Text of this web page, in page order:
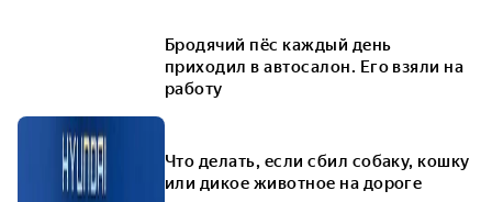
Бродячий пёс каждый день
приходил в автосалон. Его взяли на
работу
Что делать, если сбил собаку, кошку
или дикое животное на дороге